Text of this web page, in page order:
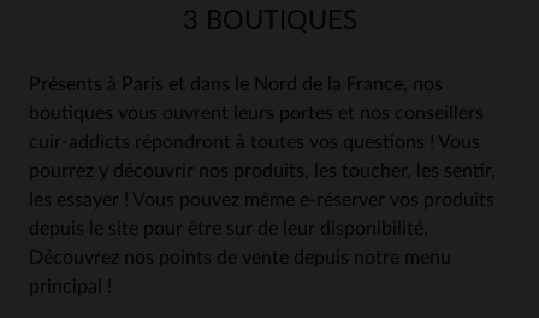
3 BOUTIQUES
Présents à Paris et dans le Nord de la France, nos
boutiques vous ouvrent leurs portes et nos conseillers
cuir-addicts répondront à toutes vos questions ! Vous
pourrez y découvrir nos produits, les toucher, les sentir,
les essayer ! Vous pouvez même e-réserver vos produits
depuis le site pour être sur de leur disponibilité.
Découvrez nos points de vente depuis notre menu
principal !